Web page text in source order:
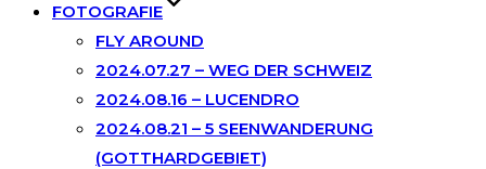
FOTOGRAFIE
FLY AROUND
2024.07.27 – WEG DER SCHWEIZ
2024.08.16 – LUCENDRO
2024.08.21 – 5 SEENWANDERUNG
(GOTTHARDGEBIET)